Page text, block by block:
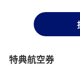
特典航空券